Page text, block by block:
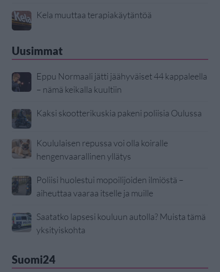
Kela muuttaa terapiakäytäntöä
Uusimmat
Eppu Normaali jätti jäähyväiset 44 kappaleella
– nämä keikalla kuultiin
Kaksi skootterikuskia pakeni poliisia Oulussa
Koululaisen repussa voi olla koiralle
hengenvaarallinen yllätys
Poliisi huolestui mopoilijoiden ilmiöstä –
aiheuttaa vaaraa itselle ja muille
Saatatko lapsesi kouluun autolla? Muista tämä
yksityiskohta
Suomi24